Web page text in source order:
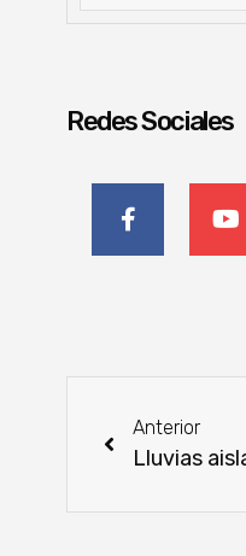
Redes Sociales
Anterior